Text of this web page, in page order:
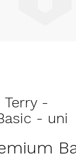
Terry -
- uni